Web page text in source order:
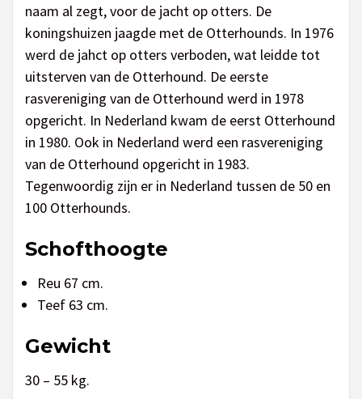
naam al zegt, voor de jacht op otters. De
koningshuizen jaagde met de Otterhounds. In 1976
werd de jahct op otters verboden, wat leidde tot
uitsterven van de Otterhound. De eerste
rasvereniging van de Otterhound werd in 1978
opgericht. In Nederland kwam de eerst Otterhound
in 1980. Ook in Nederland werd een rasvereniging
van de Otterhound opgericht in 1983.
Tegenwoordig zijn er in Nederland tussen de 50 en
100 Otterhounds.
Schofthoogte
Reu 67 cm.
Teef 63 cm.
Gewicht
30 – 55 kg.